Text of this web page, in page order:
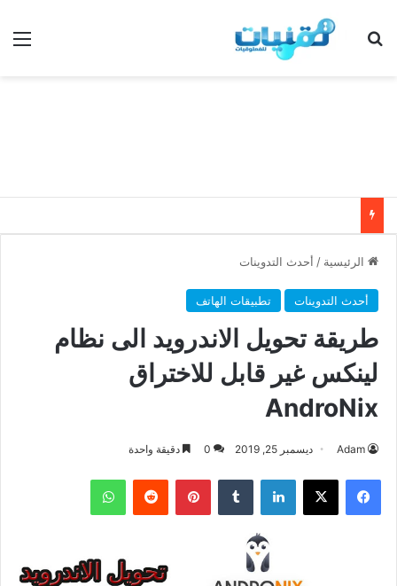
بحث عن
الرئيسية / أحدث التدوينات
أحدث التدوينات تطبيقات الهاتف
طريقة تحويل الاندرويد الى نظام
لينكس غير قابل للاختراق
AndroNix
Adam ديسمبر 25, 2019 0 دقيقة واحدة
فيسبوك ‫X لينكدإن بينتيريست واتساب